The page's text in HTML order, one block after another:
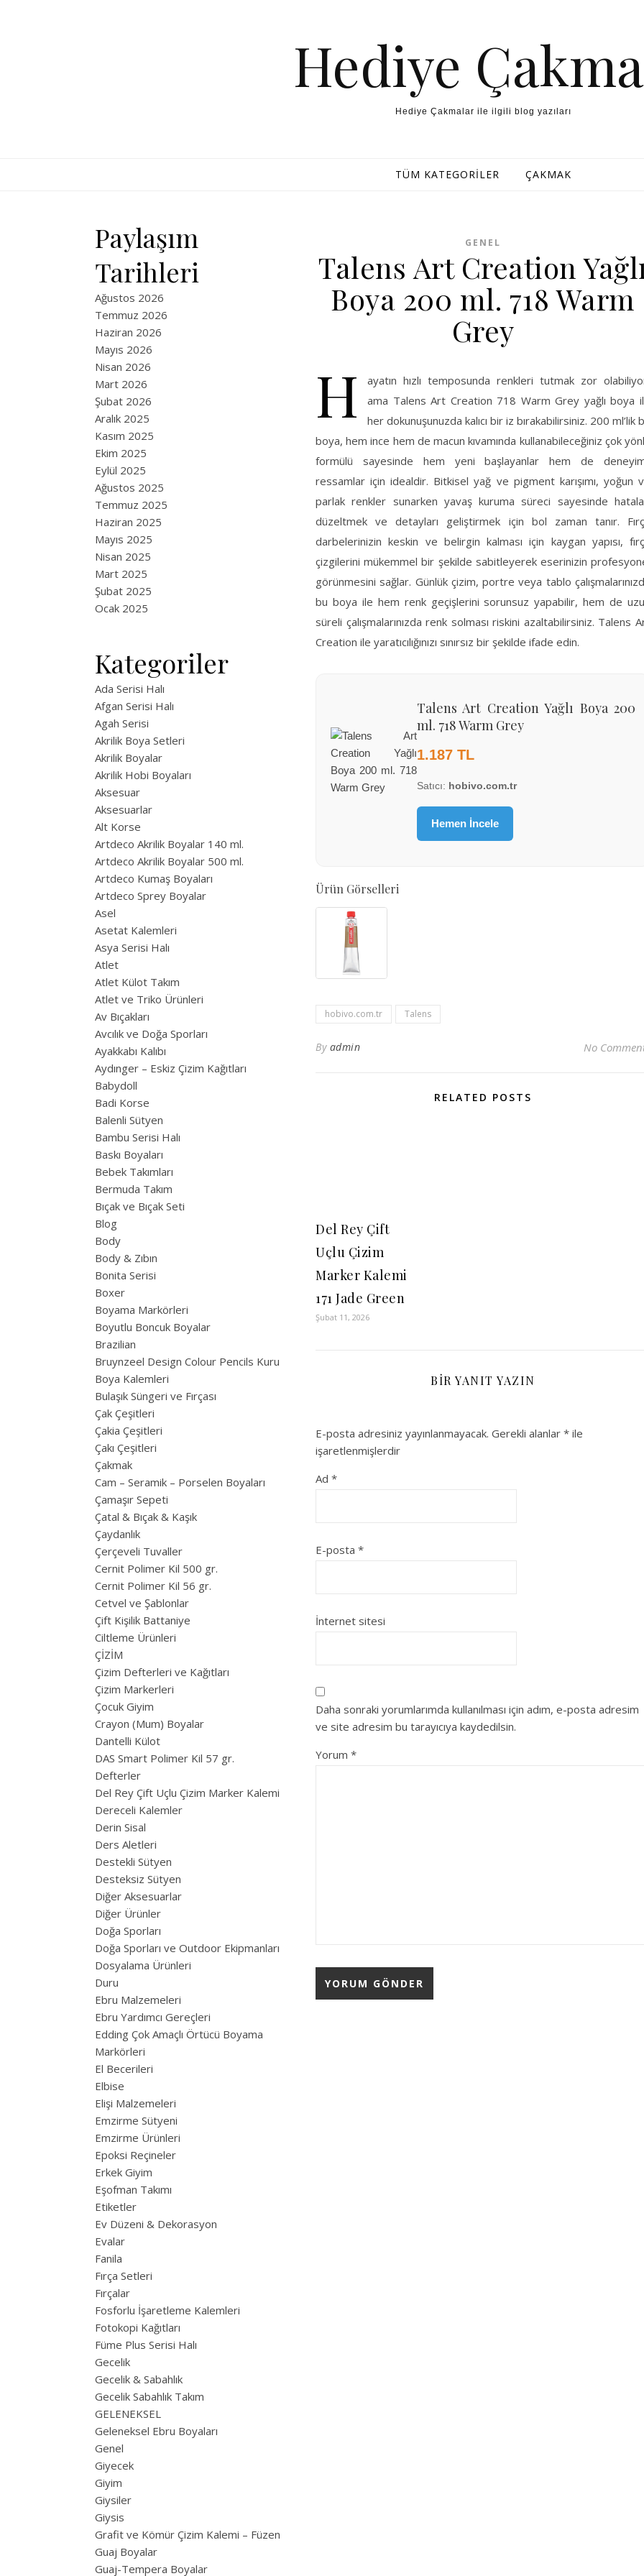
Hediye
Hediye Çakmalar ile ilgili blog yazıları
TÜM KATEGORILER ÇAKMAK
Paylaşım
Tarihleri
Ağustos 2026
Temmuz 2026
Haziran 2026
Mayıs 2026
Nisan 2026
Mart 2026
Şubat 2026
Aralık 2025
Kasım 2025
Ekim 2025
Eylül 2025
Ağustos 2025
Temmuz 2025
Haziran 2025
Mayıs 2025
Nisan 2025
Mart 2025
Şubat 2025
Ocak 2025
Kategoriler
Ada Serisi Halı
Afgan Serisi Halı
Agah Serisi
Akrilik Boya Setleri
Akrilik Boyalar
Akrilik Hobi Boyaları
Aksesuar
Aksesuarlar
Alt Korse
Artdeco Akrilik Boyalar 140 ml.
Artdeco Akrilik Boyalar 500 ml.
Artdeco Kumaş Boyaları
Artdeco Sprey Boyalar
Asel
Asetat Kalemleri
Asya Serisi Halı
Atlet
Atlet Külot Takım
Atlet ve Triko Ürünleri
Av Bıçakları
Avcılık ve Doğa Sporları
Ayakkabı Kalıbı
Aydınger – Eskiz Çizim Kağıtları
Babydoll
Badi Korse
Balenli Sütyen
Bambu Serisi Halı
Baskı Boyaları
Bebek Takımları
Bermuda Takım
Bıçak ve Bıçak Seti
Blog
Body
Body & Zıbın
Bonita Serisi
Boxer
Boyama Markörleri
Boyutlu Boncuk Boyalar
Brazilian
Bruynzeel Design Colour Pencils Kuru
Boya Kalemleri
Bulaşık Süngeri ve Fırçası
Çak Çeşitleri
Çakia Çeşitleri
Çakı Çeşitleri
Çakmak
Cam – Seramik – Porselen Boyaları
Çamaşır Sepeti
Çatal & Bıçak & Kaşık
Çaydanlık
Çerçeveli Tuvaller
Cernit Polimer Kil 500 gr.
Cernit Polimer Kil 56 gr.
Cetvel ve Şablonlar
Çift Kişilik Battaniye
Ciltleme Ürünleri
ÇİZİM
Çizim Defterleri ve Kağıtları
Çizim Markerleri
Çocuk Giyim
Crayon (Mum) Boyalar
Dantelli Külot
DAS Smart Polimer Kil 57 gr.
Defterler
Del Rey Çift Uçlu Çizim Marker Kalemi
Dereceli Kalemler
Derin Sisal
Ders Aletleri
Destekli Sütyen
Desteksiz Sütyen
Diğer Aksesuarlar
Diğer Ürünler
Doğa Sporları
Doğa Sporları ve Outdoor Ekipmanları
Dosyalama Ürünleri
Duru
Ebru Malzemeleri
Ebru Yardımcı Gereçleri
Edding Çok Amaçlı Örtücü Boyama
Markörleri
El Becerileri
Elbise
Elişi Malzemeleri
Emzirme Sütyeni
Emzirme Ürünleri
Epoksi Reçineler
Erkek Giyim
Eşofman Takımı
Etiketler
Ev Düzeni & Dekorasyon
Evalar
Fanila
Fırça Setleri
Fırçalar
Fosforlu İşaretleme Kalemleri
Fotokopi Kağıtları
Füme Plus Serisi Halı
Gecelik
Gecelik & Sabahlık
Gecelik Sabahlık Takım
GELENEKSEL
Geleneksel Ebru Boyaları
Genel
Giyecek
Giyim
Giysiler
Giysis
Grafit ve Kömür Çizim Kalemi – Füzen
Guaj Boyalar
Guaj-Tempera Boyalar
GENEL
Talens Art Creation
Boya 200 ml. 718 Warm
Grey
H
ayatın hızlı temposunda renkleri tutmak zor
ama Talens Art Creation 718 Warm Grey yağlı boya
her dokunuşunuzda kalıcı bir iz bırakabilirsiniz. 200 ml’lik
boya, hem ince hem de macun kıvamında kullanabileceğiniz çok
formülü sayesinde hem yeni başlayanlar hem de
ressamlar için idealdir. Bitkisel yağ ve pigment karışımı, yoğun
parlak renkler sunarken yavaş kuruma süreci sayesinde
düzeltmek ve detayları geliştirmek için bol zaman tanır.
darbelerinizin keskin ve belirgin kalması için kaygan yapısı,
çizgilerini mükemmel bir şekilde sabitleyerek eserinizin
görünmesini sağlar. Günlük çizim, portre veya tablo
bu boya ile hem renk geçişlerini sorunsuz yapabilir, hem de
süreli çalışmalarınızda renk solması riskini azaltabilirsiniz. Talens
Creation ile yaratıcılığınızı sınırsız bir şekilde ifade edin.
Talens Art Creation Yağlı Boya 200
ml. 718 Warm Grey
1.187 TL
Satıcı: hobivo.com.tr
Hemen İncele
Ürün Görselleri
hobivo.com.tr Talens
By admin No
RELATED POSTS
Del Rey Çift
Uçlu Çizim
Marker Kalemi
171 Jade Green
Şubat 11, 2026
BIR YANIT YAZIN
E-posta adresiniz yayınlanmayacak. Gerekli alanlar * ile
işaretlenmişlerdir
Ad *
E-posta *
İnternet sitesi
Daha sonraki yorumlarımda kullanılması için adım, e-posta adresim
ve site adresim bu tarayıcıya kaydedilsin.
Yorum *